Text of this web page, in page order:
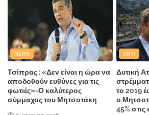
NEWS
Τσίπρας : «Δεν είναι η ώρα να
αποδοθούν ευθύνες για τις
φωτιές»-Ο καλύτερος
σύμμαχος του Μητσοτάκη
ANTI
Δυτική
το 2019
ο
45%